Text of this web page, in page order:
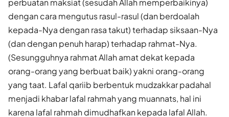
perbuatan maksiat (sesudah Allah memperbaikinya)
dengan cara mengutus rasul-rasul (dan berdoalah
kepada-Nya dengan rasa takut) terhadap siksaan-Nya
(dan dengan penuh harap) terhadap rahmat-Nya.
(Sesungguhnya rahmat Allah amat dekat kepada
orang-orang yang berbuat baik) yakni orang-orang
yang taat. Lafal qariib berbentuk mudzakkar padahal
menjadi khabar lafal rahmah yang muannats, hal ini
karena lafal rahmah dimudhafkan kepada lafal Allah.